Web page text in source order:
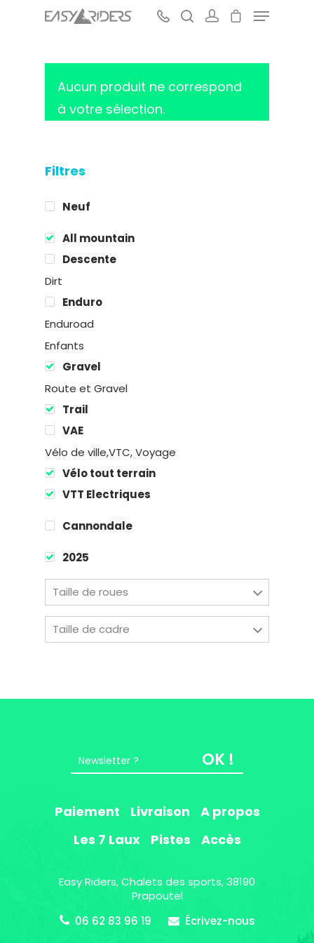
Hit enter to search or ESC to close
Filtres
Neuf
All mountain
Descente
Dirt
Enduro
Enduroad
Enfants
Gravel
Route et Gravel
Trail
VAE
Vélo de ville,VTC, Voyage
Vélo tout terrain
VTT Electriques
Cannondale
2025
Taille de roues
Taille de cadre
Aucun produit ne correspond
à votre sélection.
OK !
Paiement Livraison
A propos
Les 7 Laux
Pistes Accès
Easy Riders, Chalets des sports, 38190
Prapoutel
06 62 83 96 19
Écrivez-nous
Chalets des sports
38190 Prapoutel